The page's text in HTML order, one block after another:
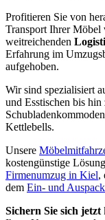
Profitieren Sie von
Transport Ihrer Möbel
weitreichenden
Erfahrung im
aufgehoben.
Wir sind spezialisiert
und Esstischen bis
Kettlebells.
Unsere
kostengünstige
Firmenumzug in Kiel,
dem Ein- und
Sichern Sie sich jetzt